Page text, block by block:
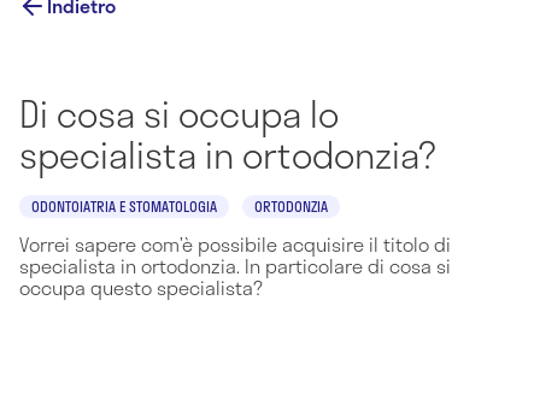
Di cosa si occupa lo
specialista in ortodonzia?
ODONTOIATRIA E STOMATOLOGIA ORTODONZIA
Vorrei sapere com’è possibile acquisire il titolo di
specialista in ortodonzia. In particolare di cosa si
occupa questo specialista?